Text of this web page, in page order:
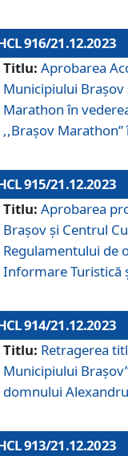
916/21.12.2023
Titlu: Aprobarea
Municipiului
Marathon în
,,Brașov
915/21.12.2023
Titlu: Aprobarea
Brașov și Centrul
Regulamentului de
Informare Turistică
914/21.12.2023
Titlu: Retragerea
Municipiului
domnului
913/21.12.2023